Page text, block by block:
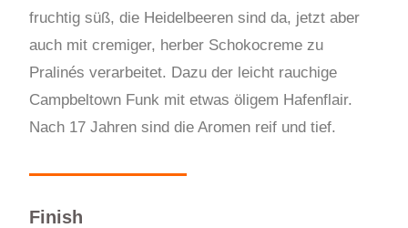
fruchtig süß, die Heidelbeeren sind da, jetzt aber
auch mit cremiger, herber Schokocreme zu
Pralinés verarbeitet. Dazu der leicht rauchige
Campbeltown Funk mit etwas öligem Hafenflair.
Nach 17 Jahren sind die Aromen reif und tief.
Finish